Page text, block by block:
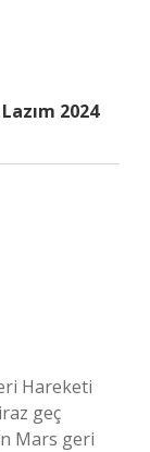
2024
Hareketi
geç
Mars geri